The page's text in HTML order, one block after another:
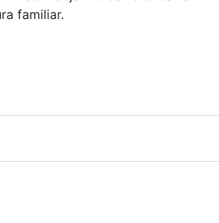
familiar.